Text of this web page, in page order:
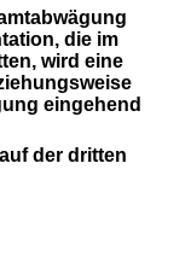
die im
wird eine
eingehend
der dritten